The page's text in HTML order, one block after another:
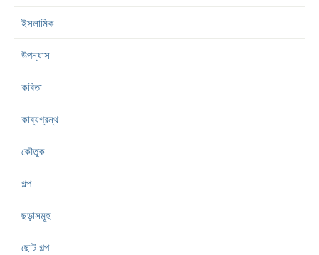
ইসলামিক
উপন্যাস
কবিতা
কাব্যগ্রন্থ
কৌতুক
গল্প
ছড়াসমূহ
ছোট গল্প